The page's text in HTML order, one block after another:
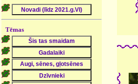
Tēmas